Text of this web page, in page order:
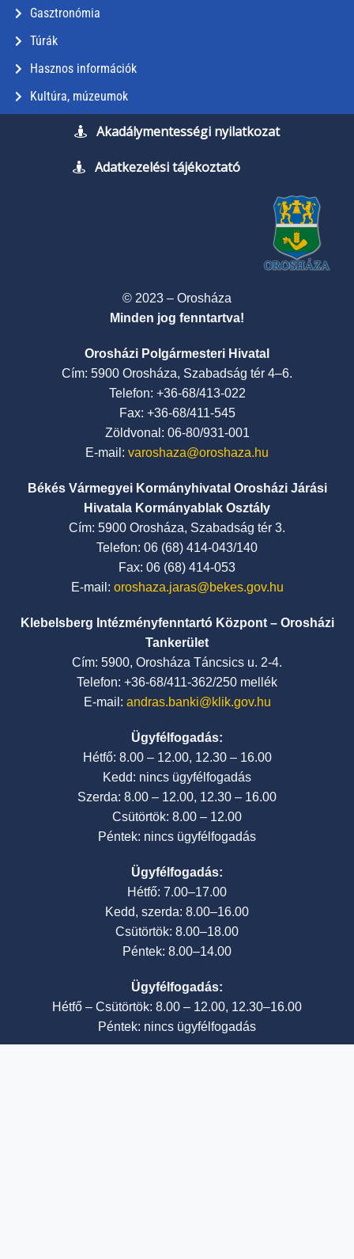
Gasztronómia
Túrák
Hasznos információk
Kultúra, múzeumok
Akadálymentességi nyilatkozat
Adatkezelési tájékoztató
© 2023 – Orosháza
Minden jog fenntartva!
Orosházi Polgármesteri Hivatal
Cím: 5900 Orosháza, Szabadság tér 4–6.
Telefon: +36-68/413-022
Fax: +36-68/411-545
Zöldvonal: 06-80/931-001
E-mail: varoshaza@oroshaza.hu
Békés Vármegyei Kormányhivatal Orosházi Járási
Hivatala Kormányablak Osztály
Cím: 5900 Orosháza, Szabadság tér 3.
Telefon: 06 (68) 414-043/140
Fax: 06 (68) 414-053
E-mail: oroshaza.jaras@bekes.gov.hu
Klebelsberg Intézményfenntartó Központ – Orosházi
Tankerület
Cím: 5900, Orosháza Táncsics u. 2-4.
Telefon: +36-68/411-362/250 mellék
E-mail: andras.banki@klik.gov.hu
Ügyfélfogadás:
Hétfő: 8.00 – 12.00, 12.30 – 16.00
Kedd: nincs ügyfélfogadás
Szerda: 8.00 – 12.00, 12.30 – 16.00
Csütörtök: 8.00 – 12.00
Péntek: nincs ügyfélfogadás
Ügyfélfogadás:
Hétfő: 7.00–17.00
Kedd, szerda: 8.00–16.00
Csütörtök: 8.00–18.00
Péntek: 8.00–14.00
Ügyfélfogadás:
Hétfő – Csütörtök: 8.00 – 12.00, 12.30–16.00
Péntek: nincs ügyfélfogadás